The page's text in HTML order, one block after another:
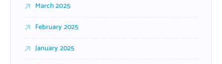
March 2025
February 2025
January 2025